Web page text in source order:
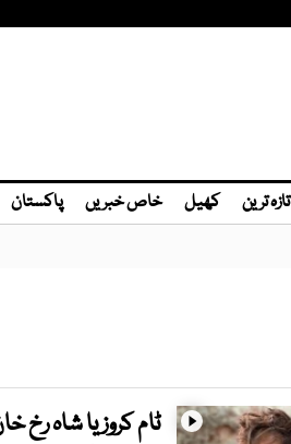
تازہ ترین کھیل خاص خبریں پاکستان
ٹام کروز یا شاہ